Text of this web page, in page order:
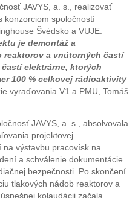
JAVYS, a. s., realizovať
konzorciom spoločností
Švédsko a VUJE.
je demontáž a
reaktorov a vnútorných častí
elektrárne, ktorých
100 % celkovej rádioaktivity
vyraďovania V1 a PMU, Tomáš
JAVYS, a. s., absolvovala
projektovej
výstavbu pracovísk na
a schválenie dokumentácie
bezpečnosti. Po skončení
tlakových nádob reaktorov a
kolaudácii začala